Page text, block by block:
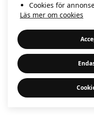
Cookies för
Läs mer om cookies